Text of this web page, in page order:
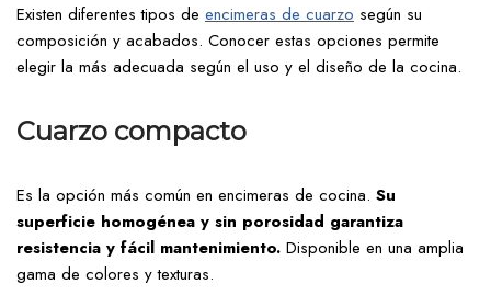
Existen diferentes tipos de encimeras de cuarzo según su
composición y acabados. Conocer estas opciones permite
elegir la más adecuada según el uso y el diseño de la cocina.
Cuarzo compacto
Es la opción más común en encimeras de cocina. Su
superficie homogénea y sin porosidad garantiza
resistencia y fácil mantenimiento. Disponible en una amplia
gama de colores y texturas.